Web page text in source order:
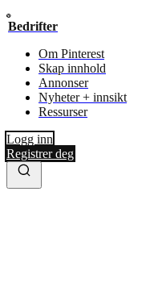
Bedrifter
Om Pinterest
Skap innhold
Annonser
Nyheter + innsikt
Ressurser
Logg inn
Registrer deg